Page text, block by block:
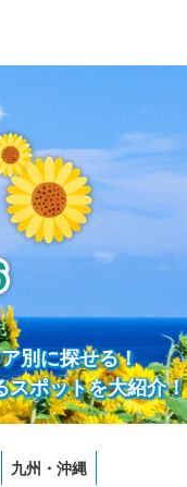
別に探せる！
スポットを大紹介！
九州・沖縄